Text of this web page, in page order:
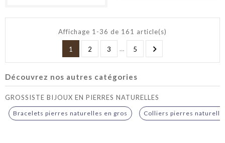
Affichage 1-36 de 161 article(s)
1 2 3 … 5 
Découvrez nos autres catégories
GROSSISTE BIJOUX EN PIERRES NATURELLES
Bracelets pierres naturelles en gros Colliers pierres